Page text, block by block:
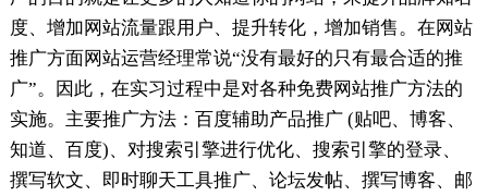
度、增加网站流量跟用户、提升转化，增加销售。在网站
推广方面网站运营经理常说“没有最好的只有最合适的推
广”。因此，在实习过程中是对各种免费网站推广方法的
实施。主要推广方法：百度辅助产品推广 (贴吧、博客、
知道、百度)、对搜索引擎进行优化、搜索引擎的登录、
撰写软文、即时聊天工具推广、论坛发帖、撰写博客、邮